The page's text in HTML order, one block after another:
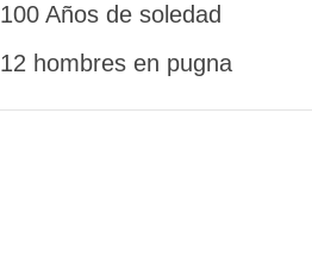
100 Años de soledad
12 hombres en pugna